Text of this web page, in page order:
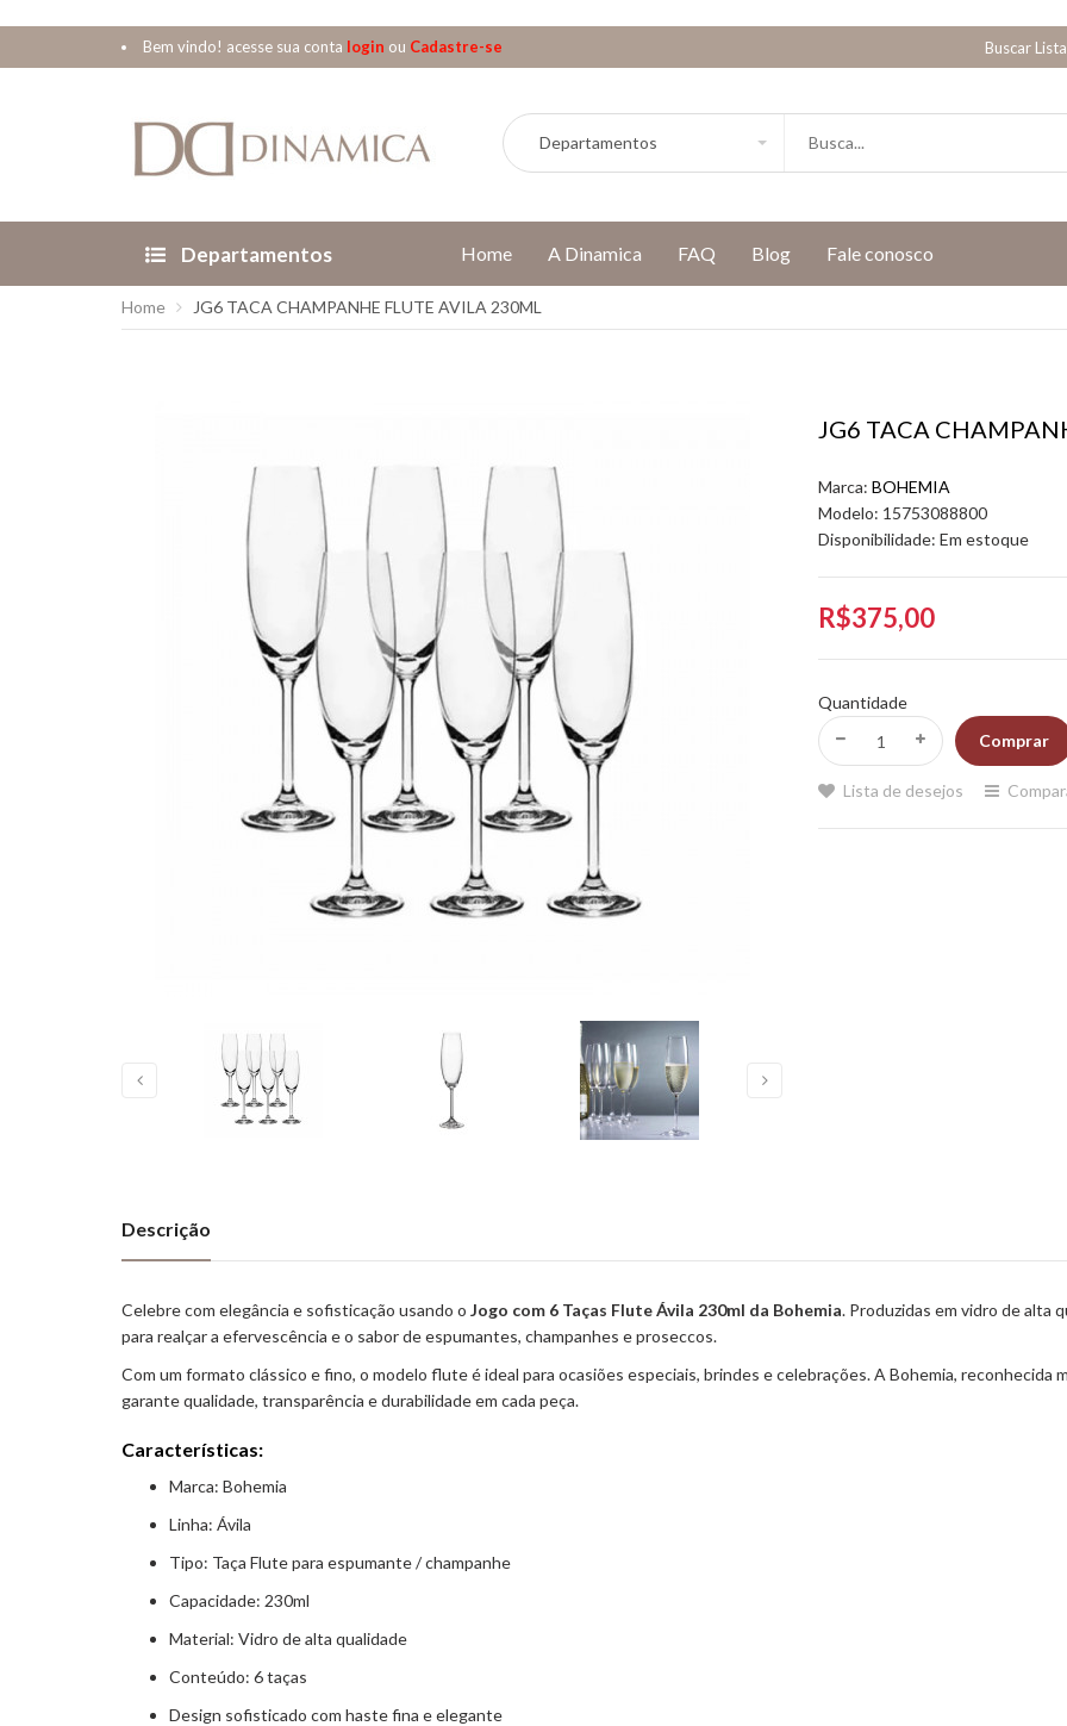
Bem vindo! acesse sua conta login ou Cadastre-se Buscar
Departamentos Home A Dinamica FAQ Blog Fale conosco
Home JG6 TACA CHAMPANHE FLUTE AVILA 230ML
JG6 TACA
Marca: BOHEMIA
Modelo: 15753088800
Disponibilidade: Em estoque
R$375,00
Quantidade
Lista de desejos
Descrição
Celebre com elegância e sofisticação usando o Jogo com 6 Taças Flute Ávila 230ml da Bohemia. Produzidas em vidro de alta
para realçar a efervescência e o sabor de espumantes, champanhes e proseccos.
Com um formato clássico e fino, o modelo flute é ideal para ocasiões especiais, brindes e celebrações. A Bohemia, reconhecida
garante qualidade, transparência e durabilidade em cada peça.
Características:
Marca: Bohemia
Linha: Ávila
Tipo: Taça Flute para espumante / champanhe
Capacidade: 230ml
Material: Vidro de alta qualidade
Conteúdo: 6 taças
Design sofisticado com haste fina e elegante